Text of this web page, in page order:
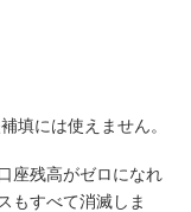
填には使えません。
座残高がゼロになれ
もすべて消滅しま